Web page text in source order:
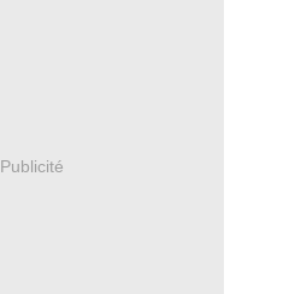
Publicité